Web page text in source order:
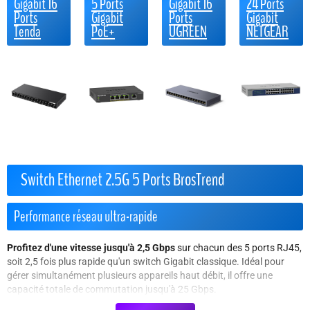
Gigabit 16
Ports
Tenda
5 Ports
Gigabit
PoE+
Gigabit 16
Ports
UGREEN
24 Ports
Gigabit
NETGEAR
Switch Ethernet 2.5G 5 Ports BrosTrend
Performance réseau ultra-rapide
Profitez d'une vitesse jusqu'à 2,5 Gbpssur chacun des 5 ports RJ45,
soit 2,5 fois plus rapide qu'un switch Gigabit classique. Idéal pour
gérer simultanément plusieurs appareils haut débit, il offre une
capacité totale de commutation jusqu'à 25 Gbps.